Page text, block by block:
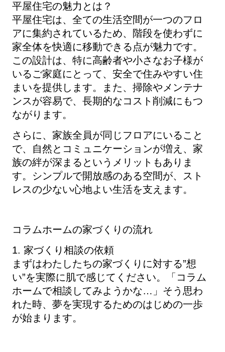
平屋住宅の魅力とは？
平屋住宅は、全ての生活空間が一つのフロ
アに集約されているため、階段を使わずに
家全体を快適に移動できる点が魅力です。
この設計は、特に高齢者や小さなお子様が
いるご家庭にとって、安全で住みやすい住
まいを提供します。また、掃除やメンテナ
ンスが容易で、長期的なコスト削減にもつ
ながります。
さらに、家族全員が同じフロアにいること
で、自然とコミュニケーションが増え、家
族の絆が深まるというメリットもありま
す。シンプルで開放感のある空間が、スト
レスの少ない心地よい生活を支えます。
コラムホームの家づくりの流れ
1. 家づくり相談の依頼
まずはわたしたちの家づくりに対する”想
い”を実際に肌で感じてください。「コラム
ホームで相談してみようかな…」そう思わ
れた時、夢を実現するためのはじめの一歩
が始まります。